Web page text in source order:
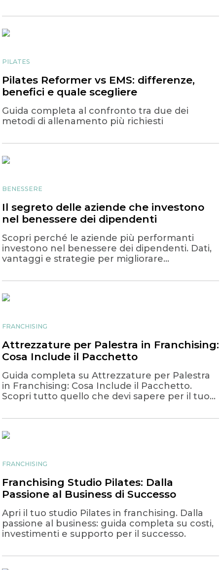
PILATES
Pilates Reformer vs EMS: differenze,
benefici e quale scegliere
Guida completa al confronto tra due dei
metodi di allenamento più richiesti
BENESSERE
Il segreto delle aziende che investono
nel benessere dei dipendenti
Scopri perché le aziende più performanti
investono nel benessere dei dipendenti. Dati,
vantaggi e strategie per migliorare
FRANCHISING
Attrezzature per Palestra in Franchising:
Cosa Include il Pacchetto
Guida completa su Attrezzature per Palestra
in Franchising: Cosa Include il Pacchetto.
Scopri tutto quello che devi sapere per il tuo
FRANCHISING
Franchising Studio Pilates: Dalla
Passione al Business di Successo
Apri il tuo studio Pilates in franchising. Dalla
passione al business: guida completa su costi,
investimenti e supporto per il successo.